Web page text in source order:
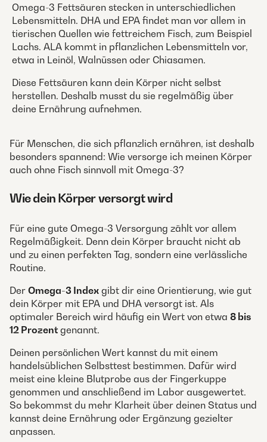
Omega-3 Fettsäuren stecken in unterschiedlichen
Lebensmitteln. DHA und EPA findet man vor allem in
tierischen Quellen wie fettreichem Fisch, zum Beispiel
Lachs. ALA kommt in pflanzlichen Lebensmitteln vor,
etwa in Leinöl, Walnüssen oder Chiasamen.
Diese Fettsäuren kann dein Körper nicht selbst
herstellen. Deshalb musst du sie regelmäßig über
deine Ernährung aufnehmen.
Für Menschen, die sich pflanzlich ernähren, ist deshalb
besonders spannend: Wie versorge ich meinen Körper
auch ohne Fisch sinnvoll mit Omega-3?
Wie dein Körper versorgt wird
Für eine gute Omega-3 Versorgung zählt vor allem
Regelmäßigkeit. Denn dein Körper braucht nicht ab
und zu einen perfekten Tag, sondern eine verlässliche
Routine.
Der Omega-3 Index gibt dir eine Orientierung, wie gut
dein Körper mit EPA und DHA versorgt ist. Als
optimaler Bereich wird häufig ein Wert von etwa 8 bis
12 Prozent genannt.
Deinen persönlichen Wert kannst du mit einem
handelsüblichen Selbsttest bestimmen. Dafür wird
meist eine kleine Blutprobe aus der Fingerkuppe
genommen und anschließend im Labor ausgewertet.
So bekommst du mehr Klarheit über deinen Status und
kannst deine Ernährung oder Ergänzung gezielter
anpassen.